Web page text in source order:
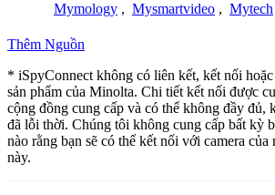
Mymology , Mysmartvideo , Mytech
Thêm Nguồn
* iSpyConnect không có liên kết, kết nối
sản phẩm của Minolta. Chi tiết kết nối được
cộng đồng cung cấp và có thể không đầy đủ,
đã lỗi thời. Chúng tôi không cung cấp bất kỳ
nào rằng bạn sẽ có thể kết nối với camera
này.